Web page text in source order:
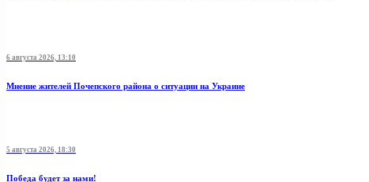
6 августа 2026, 13:10
Мнение жителей Почепского района о ситуации на Украине
5 августа 2026, 18:30
Победа будет за нами!